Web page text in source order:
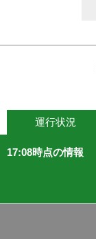
運行状況
17:08時点の情報